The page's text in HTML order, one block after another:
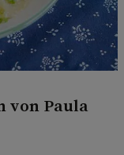
von Paula